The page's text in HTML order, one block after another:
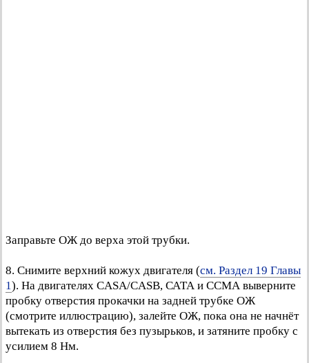
Заправьте ОЖ до верха этой трубки.
8. Снимите верхний кожух двигателя (см. Раздел 19 Главы
1). На двигателях CASA/CASB, САТА и ССМА выверните
пробку отверстия прокачки на задней трубке ОЖ
(смотрите иллюстрацию), залейте ОЖ, пока она не начнёт
вытекать из отверстия без пузырьков, и затяните пробку с
усилием 8 Нм.